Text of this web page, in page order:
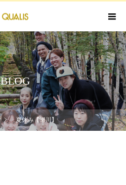
BLOG
夏休み【瀬川】